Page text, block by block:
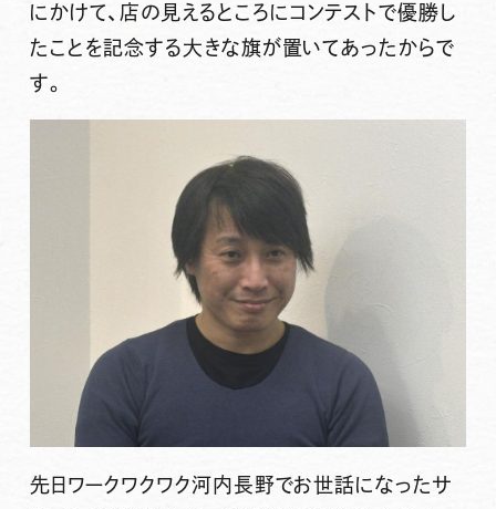
にかけて、店の見えるところにコンテストで優勝し
たことを記念する大きな旗が置いてあったからで
す。
先日ワークワクワク河内長野でお世話になったサ